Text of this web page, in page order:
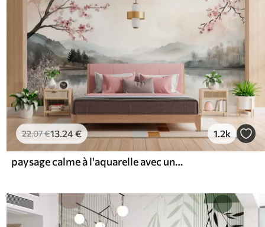
22.07€13.24€ 1.2k
paysage calme à l'aquarelle avec un lac et un arbre en fleurs